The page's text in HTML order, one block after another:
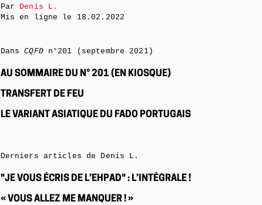
Par Denis L.
Mis en ligne le 18.02.2022
DansCQFDn°201 (septembre 2021)
AU SOMMAIRE DU N° 201 (EN KIOSQUE)
TRANSFERT DE FEU
LE VARIANT ASIATIQUE DU FADO PORTUGAIS
Derniers articles de Denis L.
"JE VOUS ÉCRIS DE L’EHPAD" : L’INTÉGRALE !
« VOUS ALLEZ ME MANQUER ! »